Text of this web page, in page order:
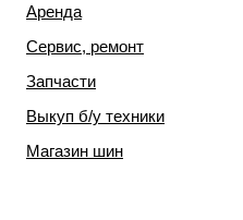
Аренда
Сервис, ремонт
Запчасти
Выкуп б/у техники
Магазин шин